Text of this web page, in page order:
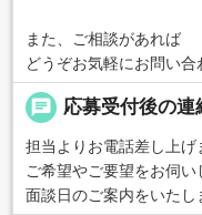
また、ご相談があれば
どうぞお気軽にお問い合
chat 応募受付後の連
担当よりお電話差し上げ
ご希望やご要望をお伺い
面談日のご案内をいたし